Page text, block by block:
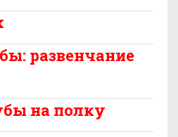
развенчание
на полку